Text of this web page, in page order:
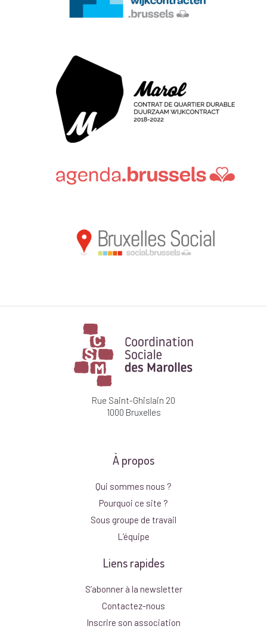
Rue Saint-Ghislain 20
1000 Bruxelles
À propos
Qui sommes nous ?
Pourquoi ce site ?
Sous groupe de travail
L’équipe
Liens rapides
S’abonner à la newsletter
Contactez-nous
Inscrire son association